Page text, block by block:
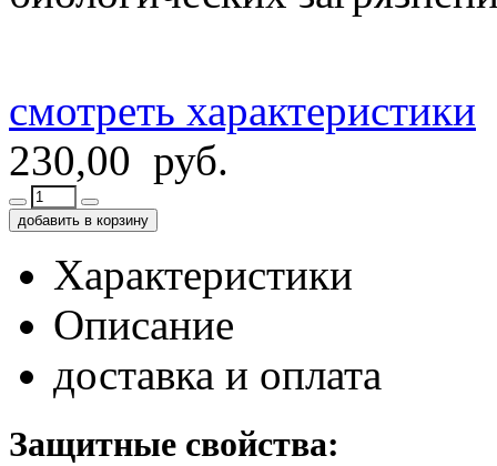
смотреть характеристики
230,00 руб.
добавить в корзину
Характеристики
Описание
доставка и оплата
Защитные свойства: